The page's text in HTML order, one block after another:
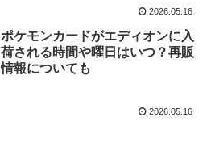
2026.05.16
ポケモンカードがエディオンに入
荷される時間や曜日はいつ？再販
情報についても
2026.05.16